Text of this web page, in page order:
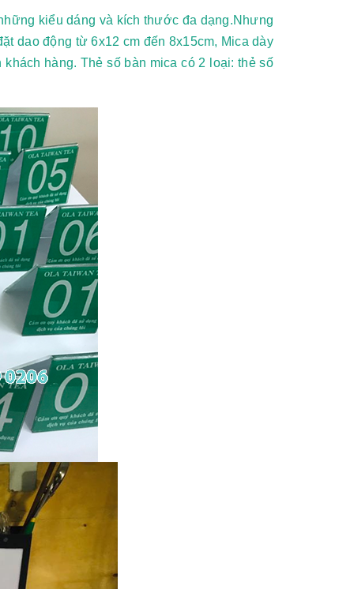
kiểu dáng và kích thước đa dạng.Nhưng
dao động từ 6x12 cm đến 8x15cm, Mica dày
hàng. Thẻ số bàn mica có 2 loại: thẻ số